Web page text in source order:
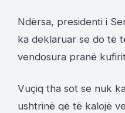
Ndërsa, presidenti i
ka deklaruar se do të
vendosura pranë
Vuçiq tha sot se nuk
ushtrinë që të kalojë